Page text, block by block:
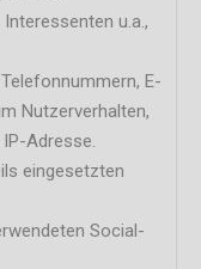
u.a.,
E-
Nutzerverhalten,
Adresse.
eingesetzten
Social-